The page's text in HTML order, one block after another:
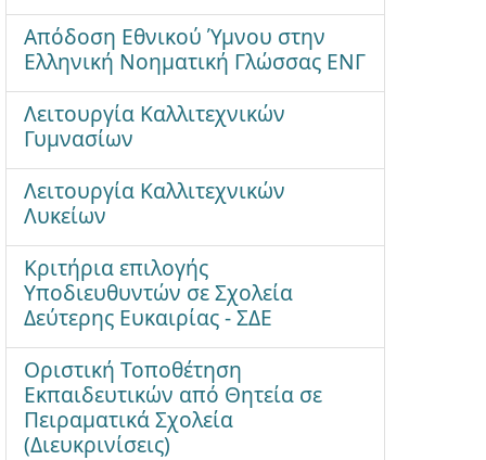
Απόδοση Εθνικού Ύμνου στην
Ελληνική Νοηματική Γλώσσας ΕΝΓ
Λειτουργία Καλλιτεχνικών
Γυμνασίων
Λειτουργία Καλλιτεχνικών
Λυκείων
Κριτήρια επιλογής
Υποδιευθυντών σε Σχολεία
Δεύτερης Ευκαιρίας - ΣΔΕ
Οριστική Τοποθέτηση
Εκπαιδευτικών από Θητεία σε
Πειραματικά Σχολεία
(Διευκρινίσεις)